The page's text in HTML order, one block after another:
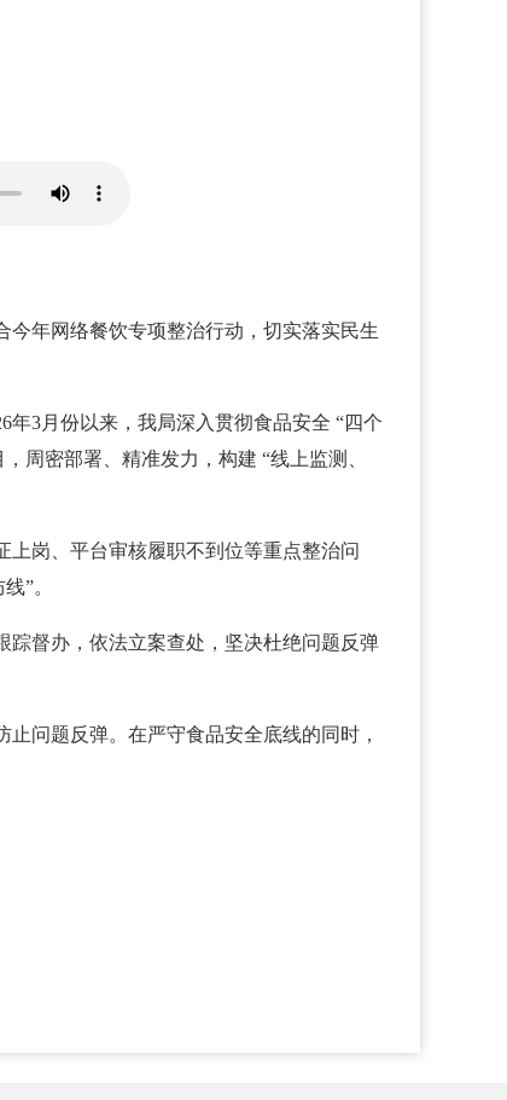
年网络餐饮专项整治行动，切实落实民生
3月份以来，我局深入贯彻食品安全 “四个
周密部署、精准发力，构建 “线上监测、
岗、平台审核履职不到位等重点整治问
”。
踪督办，依法立案查处，坚决杜绝问题反弹
问题反弹。在严守食品安全底线的同时，